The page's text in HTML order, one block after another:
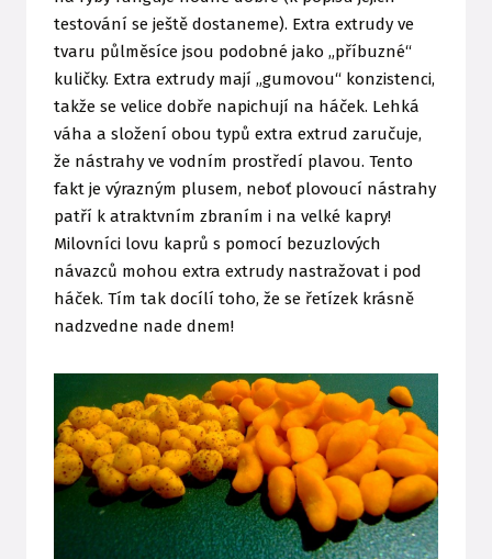
testování se ještě dostaneme). Extra extrudy ve
tvaru půlměsíce jsou podobné jako „příbuzné“
kuličky. Extra extrudy mají „gumovou“ konzistenci,
takže se velice dobře napichují na háček. Lehká
váha a složení obou typů extra extrud zaručuje,
že nástrahy ve vodním prostředí plavou. Tento
fakt je výrazným plusem, neboť plovoucí nástrahy
patří k atraktvním zbraním i na velké kapry!
Milovníci lovu kaprů s pomocí bezuzlových
návazců mohou extra extrudy nastražovat i pod
háček. Tím tak docílí toho, že se řetízek krásně
nadzvedne nade dnem!